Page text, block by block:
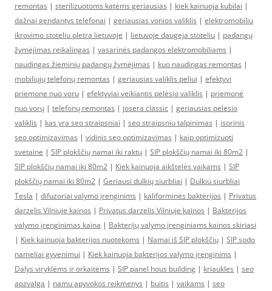
remontas | sterilizuotoms katėms geriausias | kiek kainuoja kubilai |
dažnai gendantys telefonai | geriausias vonios valiklis | elektromobiliu
ikrovimo stoteliu pletra lietuvoje | lietuvoje daugeja stoteliu | padangų
žymėjimas reikalingas | vasarinės padangos elektromobiliams |
naudingas žieminių padangų žymėjimas | kuo naudingas remontas |
mobiliųjų telefonų remontas | geriausias valiklis peliui | efektyvi
priemone nuo voru | efektyviai veikiantis pelėsio valiklis | priemonė
nuo vorų | telefonų remontas | josera classic | geriausias pelesio
valiklis | kas yra seo straipsniai | seo straipsniu talpinimas | isorinis
seo optimizavimas | vidinis seo optimizavimas | kaip optimizuoti
svetaine | SIP plokščių namai iki raktų | SIP plokščių namai iki 80m2 |
SIP plokščių namai iki 80m2 | Kiek kainuoja aikštelės vaikams | SIP
plokščių namai iki 80m2 | Geriausi dulkių siurbliai | Dulkiu siurbliai
Tesla | difuzoriai valymo įrenginims | kaliforminės bakterijos | Privatus
darzelis Vilniuje kainos | Privatus darzelis Vilniuje kainos | Bakterijos
valymo įrenginimas kaina | Bakterijų valymo įrenginiams kainos skiriasi
| Kiek kainuoja bakterijos nuotekoms | Namai iš SIP plokščių | SIP sodo
nameliai gyvenimui | Kiek kainuoja bakterijos valymo įrenginims |
Dalys viryklėms ir orkaitėms | SIP panel hous building | kriaukles | seo
apzvalga | namu apyvokos reikmenys | buitis | vaikams | seo